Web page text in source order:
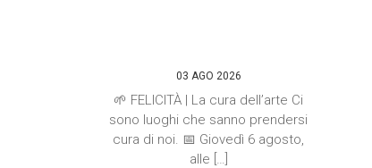
03 AGO 2026
🌱 FELICITÀ | La cura dell’arte Ci
sono luoghi che sanno prendersi
cura di noi. 📅 Giovedì 6 agosto,
alle […]